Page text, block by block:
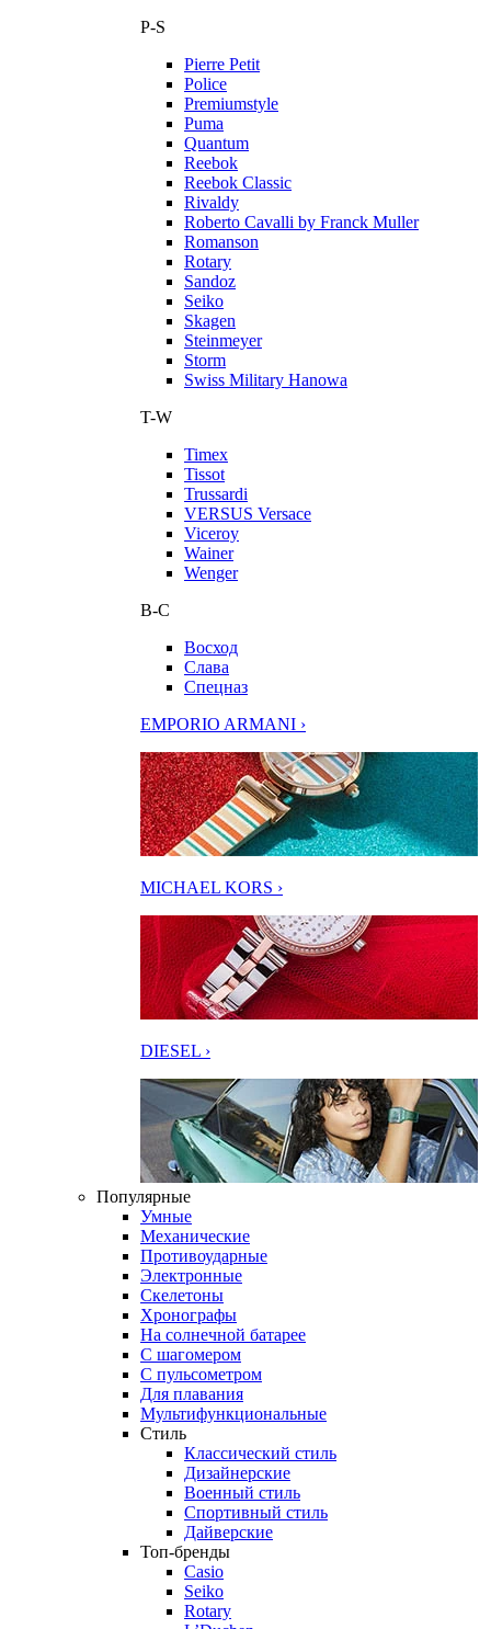
P-S
Pierre Petit
Police
Premiumstyle
Puma
Quantum
Reebok
Reebok Classic
Rivaldy
Roberto Cavalli by Franck Muller
Romanson
Rotary
Sandoz
Seiko
Skagen
Steinmeyer
Storm
Swiss Military Hanowa
T-W
Timex
Tissot
Trussardi
VERSUS Versace
Viceroy
Wainer
Wenger
В-С
Восход
Слава
Спецназ
EMPORIO ARMANI ›
MICHAEL KORS ›
DIESEL ›
Популярные
Умные
Механические
Противоударные
Электронные
Скелетоны
Хронографы
На солнечной батарее
С шагомером
С пульсометром
Для плавания
Мультифункциональные
Стиль
Классический стиль
Дизайнерские
Военный стиль
Спортивный стиль
Дайверские
Топ-бренды
Casio
Seiko
Rotary